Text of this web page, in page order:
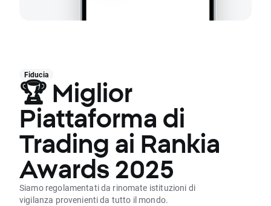
Fiducia
🏆 Miglior
Piattaforma di
Trading ai Rankia
Awards 2025
Siamo regolamentati da rinomate istituzioni di
vigilanza provenienti da tutto il mondo.